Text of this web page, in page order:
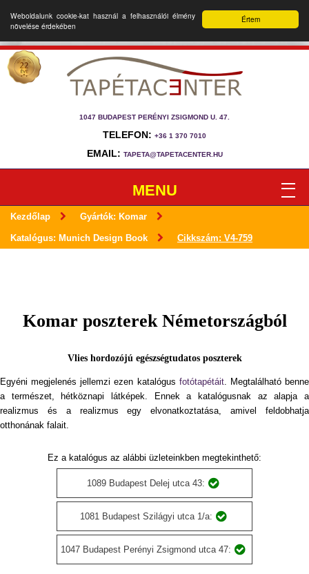
Értem
Weboldalunk cookie-kat használ a felhasználói élmény
növelése érdekében
1047 BUDAPEST PERÉNYI ZSIGMOND U. 47.
TELEFON: +36 1 370 7010
EMAIL: TAPETA@TAPETACENTER.HU
MENU
Kezdőlap Gyártók: Komar
Katalógus: Munich Design Book Cikkszám: V4-759
Komar poszterek Németországból
Vlies hordozójú egészségtudatos poszterek
Egyéni megjelenés jellemzi ezen katalógus fotótapétáit. Megtalálható benne
a természet, hétköznapi látképek. Ennek a katalógusnak az alapja a
realizmus és a realizmus egy elvonatkoztatása, amivel feldobhatja
otthonának falait.
Ez a katalógus az alábbi üzleteinkben megtekinthető:
1089 Budapest Delej utca 43:
1081 Budapest Szilágyi utca 1/a:
1047 Budapest Perényi Zsigmond utca 47: